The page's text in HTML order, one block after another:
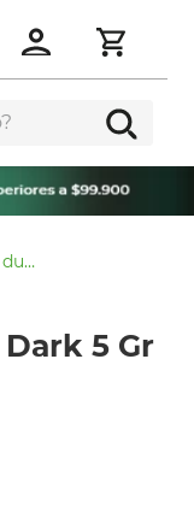
pega duo quick set dark 5 gr
5 Gr